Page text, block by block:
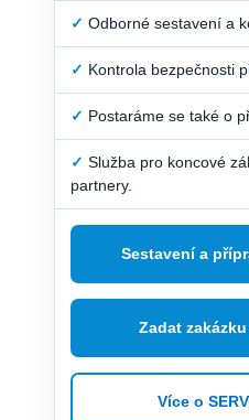
✓ Odborné sestavení a
✓ Kontrola bezpečnosti
✓ Postaráme se také o
✓ Služba pro koncové
partnery.
Sestavení a
Zadat
Více o